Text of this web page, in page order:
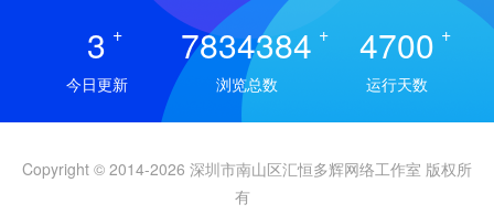
3 +
今日更新
7834384 +
浏览总数
4700 +
运行天数
Copyright © 2014-2026 深圳市南山区汇恒多辉网络工作室 版权所
有